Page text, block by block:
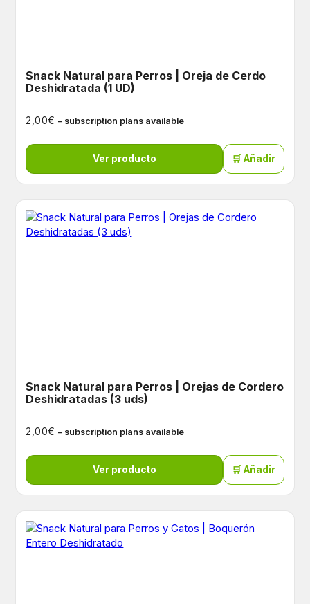
Snack Natural para Perros | Oreja de Cerdo
Deshidratada (1 UD)
2,00€ – subscription plans available
Ver producto 🛒 Añadir
Snack Natural para Perros | Orejas de Cordero
Deshidratadas (3 uds)
2,00€ – subscription plans available
Ver producto 🛒 Añadir